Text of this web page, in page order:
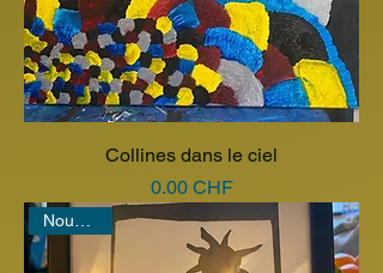
Collines dans le ciel
Prix
0.00 CHF